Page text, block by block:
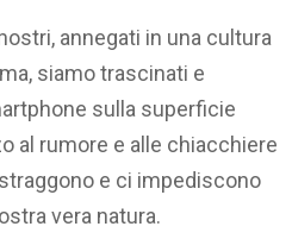
annegati in una cultura
siamo trascinati e
sulla superficie
al rumore e alle chiacchiere
e ci impediscono
vera natura.